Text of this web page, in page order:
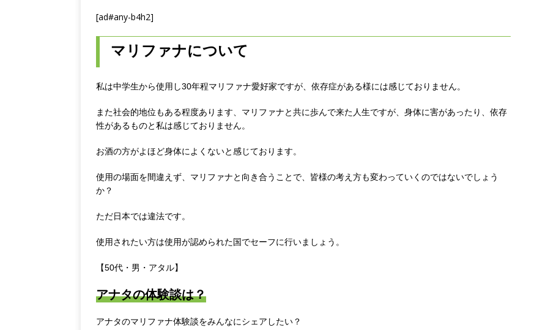
[ad#any-b4h2]
マリファナについて
私は中学生から使用し30年程マリファナ愛好家ですが、依存症がある様には感じておりません。
また社会的地位もある程度あります、マリファナと共に歩んで来た人生ですが、身体に害があったり、依存
性があるものと私は感じておりません。
お酒の方がよほど身体によくないと感じております。
使用の場面を間違えず、マリファナと向き合うことで、皆様の考え方も変わっていくのではないでしょう
か？
ただ日本では違法です。
使用されたい方は使用が認められた国でセーフに行いましょう。
【50代・男・アタル】
アナタの体験談は？
アナタのマリファナ体験談をみんなにシェアしたい？